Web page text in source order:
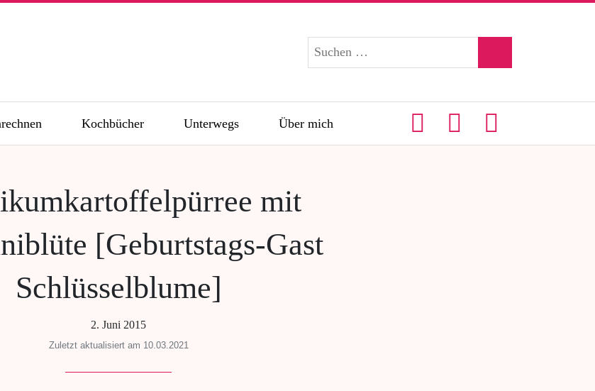
Kochbücher Unterwegs Über mich
mit
[Geburtstags-Gast
Schlüsselblume]
2. Juni 2015
Zuletzt aktualisiert am 10.03.2021